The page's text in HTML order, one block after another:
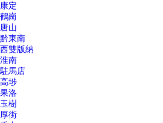
康定
鶴崗
唐山
黔東南
西雙版納
淮南
駐馬店
高埗
果洛
玉樹
厚街